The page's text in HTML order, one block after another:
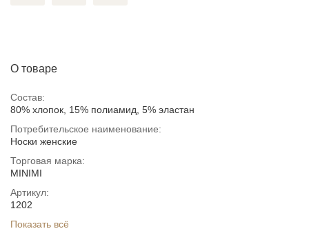
О товаре
Состав:
80% хлопок, 15% полиамид, 5% эластан
Потребительское наименование:
Носки женские
Торговая марка:
MINIMI
Артикул:
1202
Показать всё